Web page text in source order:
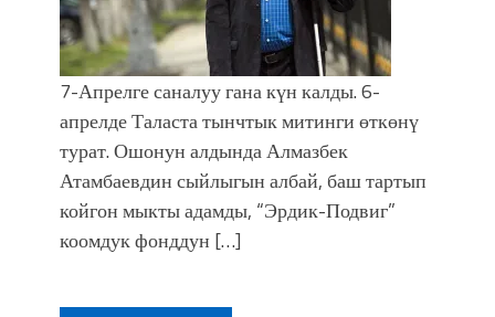
7-Апрелге саналуу гана күн калды. 6-
апрелде Таласта тынчтык митинги өткөнү
турат. Ошонун алдында Алмазбек
Атамбаевдин сыйлыгын албай, баш тартып
койгон мыкты адамды, “Эрдик-Подвиг”
коомдук фонддун […]